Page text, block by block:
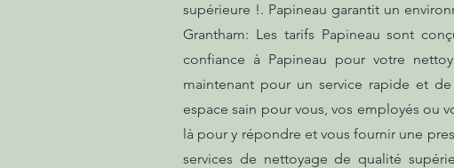
supérieure !. Papineau garantit un
Grantham: Les tarifs Papineau sont
confiance à Papineau pour votre
maintenant pour un service rapide et
espace sain pour vous, vos employés ou
là pour y répondre et vous fournir une
services de nettoyage de qualité